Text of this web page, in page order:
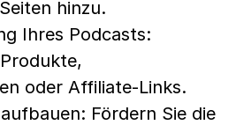
hinzu.
Ihres Podcasts:
oder Affiliate-Links.
Fördern Sie die